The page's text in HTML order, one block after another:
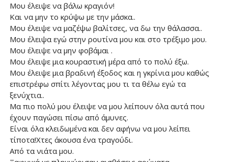
Μου έλειψε να βάλω κραγιόν!
Και να μην το κρύψω με την μάσκα..
Μου έλειψε να μαζέψω βαλίτσες, να δω την θάλασσα..
Μου έλειψα εγώ στην ρουτίνα μου και στο τρέξιμο μου.
Μου έλειψε να μην φοβάμαι .
Μου έλειψε μια κουραστική μέρα από το πολύ έξω.
Μου έλειψε μια βραδινή έξοδος και η γκρίνια μου καθώς
επιστρέφω σπίτι λέγοντας μου τι τα θέλω εγώ τα
ξενύχτια..
Μα πιο πολύ μου έλειψε να μου λείπουν όλα αυτά που
έχουν παγώσει πίσω από άμυνες.
Είναι όλα κλειδωμένα και δεν αφήνω να μου λείπει
τίποτα!Χτες άκουσα ένα τραγούδι.
Από τα νιάτα μου.